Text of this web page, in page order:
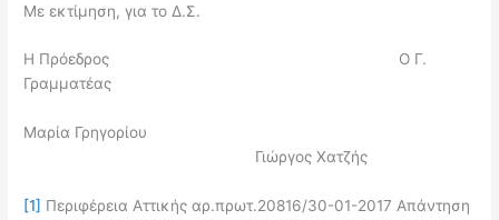
Με εκτίμηση, για το Δ.Σ.
Η Πρόεδρος Ο Γ.
Γραμματέας
Μαρία Γρηγορίου
Γιώργος Χατζής
[1] Περιφέρεια Αττικής αρ.πρωτ.20816/30-01-2017 Απάντηση